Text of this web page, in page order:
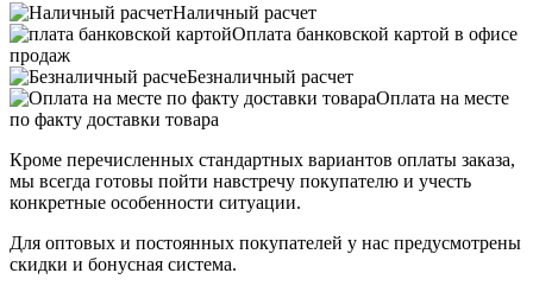
Наличный расчет
Оплата банковской картой в офисе
продаж
Безналичный расчет
Оплата на месте
по факту доставки товара
Кроме перечисленных стандартных вариантов оплаты заказа,
мы всегда готовы пойти навстречу покупателю и учесть
конкретные особенности ситуации.
Для оптовых и постоянных покупателей у нас предусмотрены
скидки и бонусная система.